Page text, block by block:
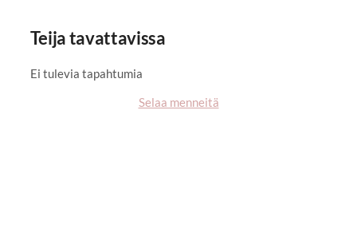
Teija tavattavissa
Ei tulevia tapahtumia
Selaa menneitä